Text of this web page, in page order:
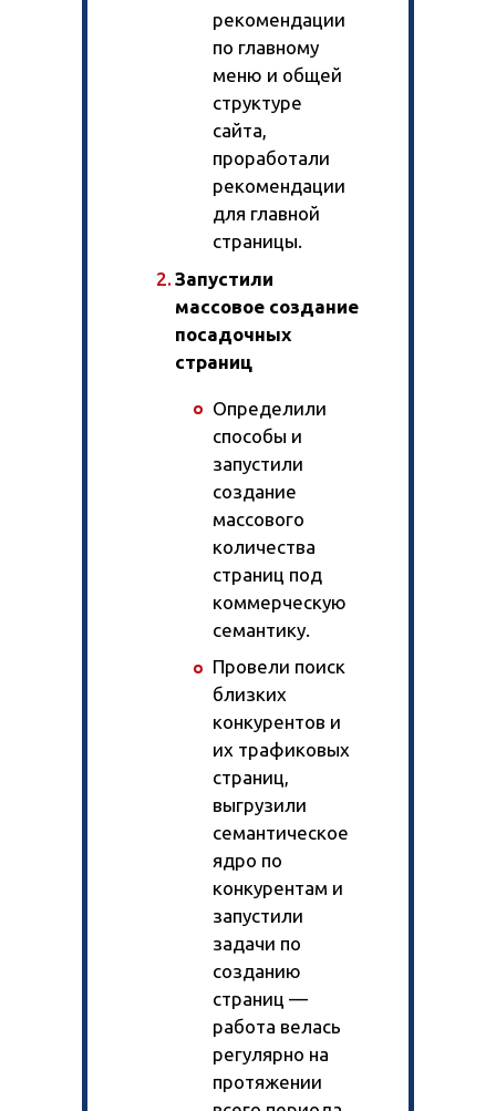
рекомендации
по главному
меню и общей
структуре
сайта,
проработали
рекомендации
для главной
страницы.
Запустили
массовое создание
посадочных
страниц
Определили
способы и
запустили
создание
массового
количества
страниц под
коммерческую
семантику.
Провели поиск
близких
конкурентов и
их трафиковых
страниц,
выгрузили
семантическое
ядро по
конкурентам и
запустили
задачи по
созданию
страниц —
работа велась
регулярно на
протяжении